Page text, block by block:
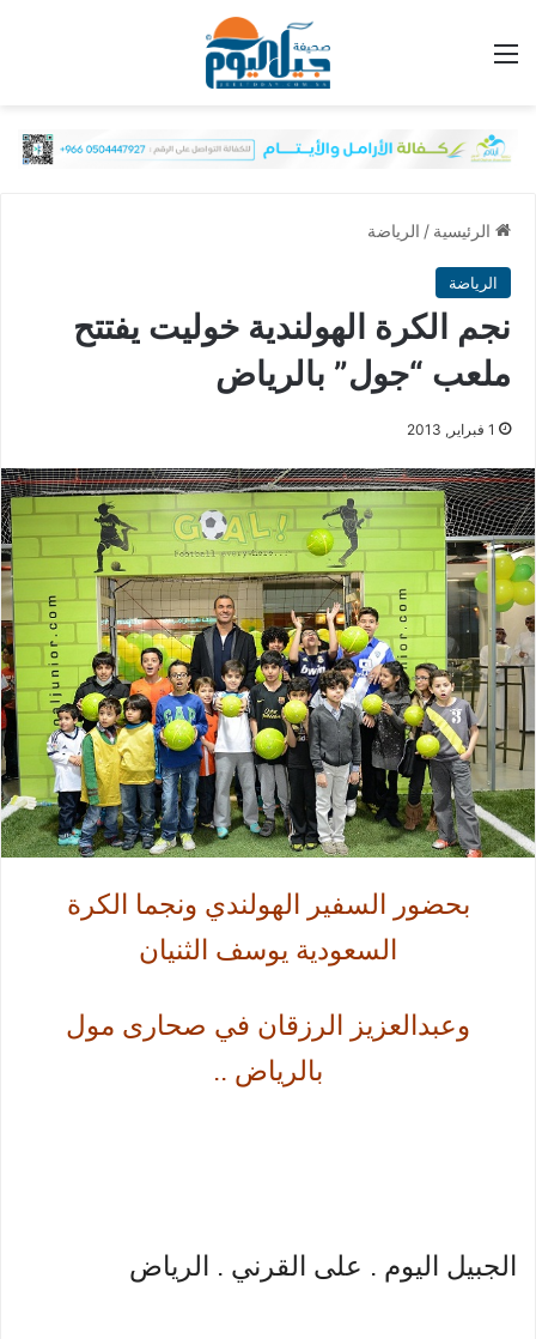
الرئيسية / الرياضة
الرياضة
نجم الكرة الهولندية خوليت يفتتح
ملعب “جول” بالرياض
1 فبراير, 2013
بحضور السفير الهولندي ونجما الكرة
السعودية يوسف الثنيان
وعبدالعزيز الرزقان في صحارى مول
بالرياض ..
الجبيل اليوم . على القرني . الرياض